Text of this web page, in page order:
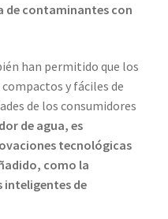
de contaminantes con
han permitido que los
y fáciles de
de los consumidores
de agua, es
tecnológicas
como la
inteligentes de